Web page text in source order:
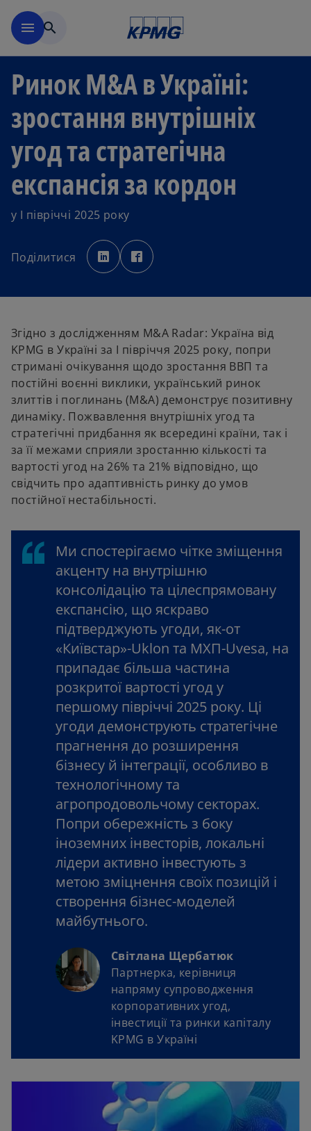
menu search
Ринок M&A в Україні:
зростання внутрішніх
угод та стратегічна
експансія за кордон
у І півріччі 2025 року
Поділитися
o
p
e
n
t
b
p
e
w
t
b
Згідно з дослідженням M&A Radar: Україна від
KPMG в Україні за І півріччя 2025 року, попри
стримані очікування щодо зростання ВВП та
постійні воєнні виклики, український ринок
злиттів і поглинань (M&A) демонструє позитивну
динаміку. Пожвавлення внутрішніх угод та
стратегічні придбання як всередині країни, так і
за її межами сприяли зростанню кількості та
вартості угод на 26% та 21% відповідно, що
свідчить про адаптивність ринку до умов
постійної нестабільності.
Ми спостерігаємо чітке зміщення
акценту на внутрішню
консолідацію та цілеспрямовану
експансію, що яскраво
підтверджують угоди, як-от
«Київстар»-Uklon та МХП-Uvesa, на
припадає більша частина
розкритої вартості угод у
першому півріччі 2025 року. Ці
угоди демонструють стратегічне
прагнення до розширення
бізнесу й інтеграції, особливо в
технологічному та
агропродовольчому секторах.
Попри обережність з боку
іноземних інвесторів, локальні
лідери активно інвестують з
метою зміцнення своїх позицій і
створення бізнес-моделей
майбутнього.
Світлана Щербатюк
Партнерка, керівниця
напряму супроводження
корпоративних угод,
iнвестиції та ринки капіталу
KPMG в Україні